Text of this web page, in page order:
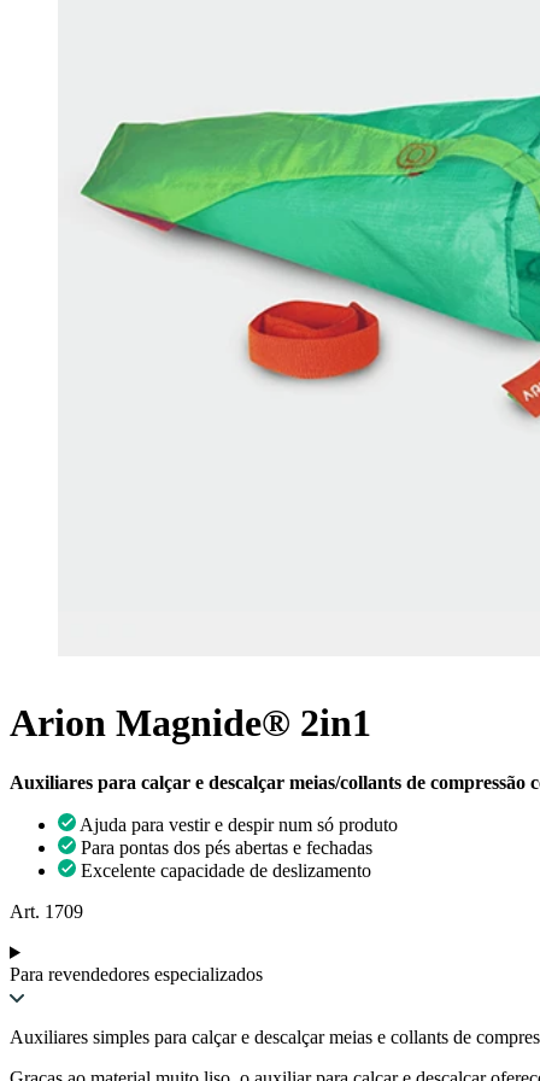
Arion Magnide® 2in1
Auxiliares para calçar e descalçar meias/collants de compressão
Ajuda para vestir e despir num só produto
Para pontas dos pés abertas e fechadas
Excelente capacidade de deslizamento
Art. 1709
Para revendedores especializados
Auxiliares simples para calçar e descalçar meias e collants de